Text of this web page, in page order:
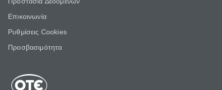
Επικοινωνία
Ρυθμίσεις Cookies
Προσβασιμότητα